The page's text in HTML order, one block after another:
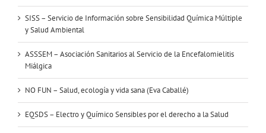
SISS – Servicio de Información sobre Sensibilidad Química Múltiple
y Salud Ambiental
ASSSEM – Asociación Sanitarios al Servicio de la Encefalomielitis
Miálgica
NO FUN – Salud, ecología y vida sana (Eva Caballé)
EQSDS – Electro y Químico Sensibles por el derecho a la Salud